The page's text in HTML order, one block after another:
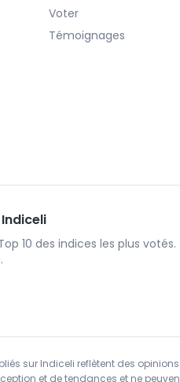
Voter
Témoignages
10 des indices les plus votés.
sur Indiceli reflètent des
et de tendances et ne